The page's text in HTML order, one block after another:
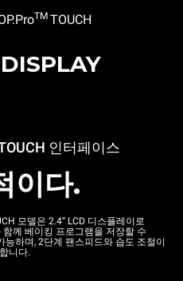
TM TOUCH
인터페이스
이다.
모델은 2.4” LCD 디스플레이로
께 베이킹 프로그램을 저장할 수
하며, 2단계 팬스피드와 습도 조절이
니다.